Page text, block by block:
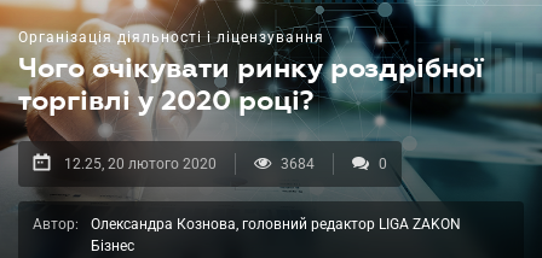
Організація діяльності і ліцензування
Чого очікувати ринку роздрібної
торгівлі у 2020 році?
12.25, 20 лютого 2020 3684 0
Автор:
Олександра Кознова, головний редактор LIGA ZAKON
Бізнес